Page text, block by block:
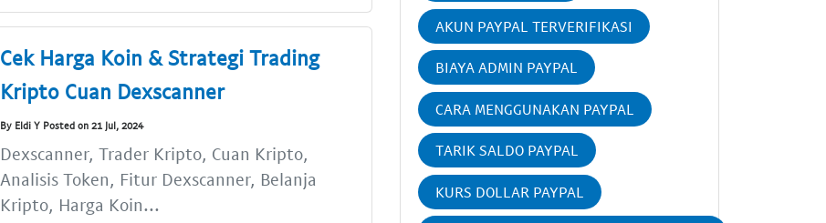
Cek Harga Koin & Strategi Trading
Kripto Cuan Dexscanner
By Eldi Y Posted on 21 Jul, 2024
Dexscanner, Trader Kripto, Cuan Kripto,
Analisis Token, Fitur Dexscanner, Belanja
Kripto, Harga Koin...
AKUN PAYPAL TERVERIFIKASI
BIAYA ADMIN PAYPAL
CARA MENGGUNAKAN PAYPAL
TARIK SALDO PAYPAL
KURS DOLLAR PAYPAL